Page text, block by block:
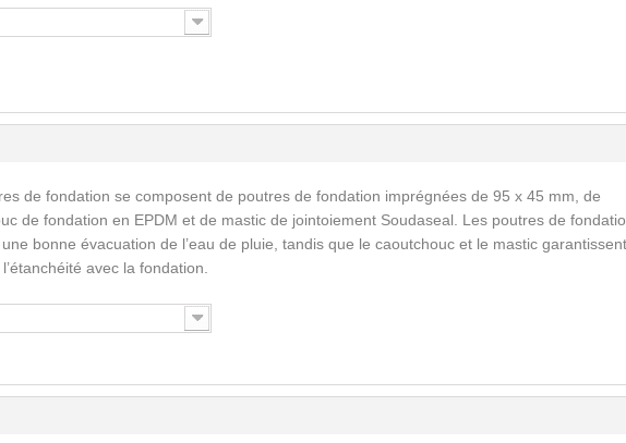
de fondation se composent de poutres de fondation imprégnées de 95 x 45 mm, de
de fondation en EPDM et de mastic de jointoiement Soudaseal. Les poutres de
bonne évacuation de l’eau de pluie, tandis que le caoutchouc et le mastic
avec la fondation.